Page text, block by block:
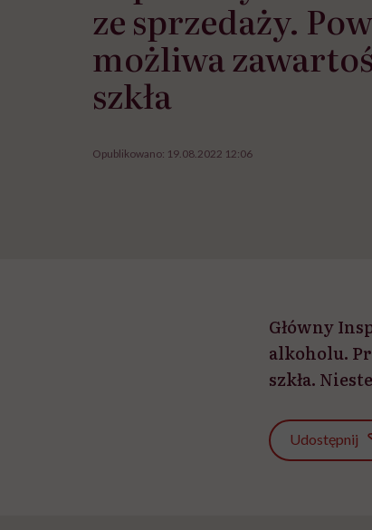
ze sprzedaży.
możliwa
szkła
Opublikowano: 19.08.2022 12:06
Główny
alkoholu.
szkła.
Udostępnij